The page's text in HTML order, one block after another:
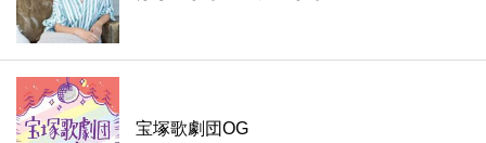
宝塚歌劇団OG